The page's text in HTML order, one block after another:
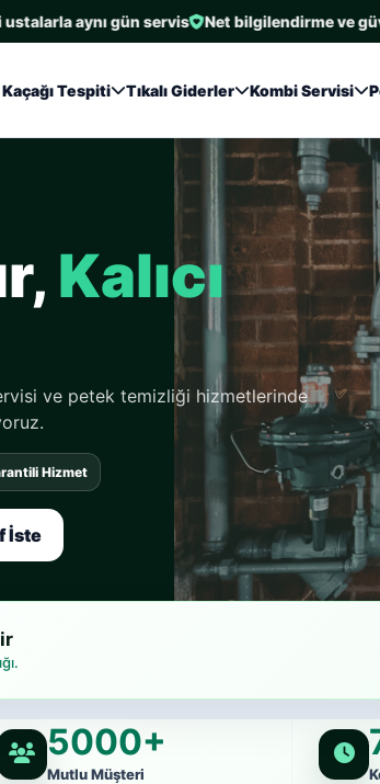
aynı gün servis Net bilgilendirme ve güvenli
Kaçağı Tespiti Tıkalı Giderler Kombi Servisi
Kalıcı
ve petek temizliği hizmetlerinde
Hizmet
İste
5000+
Mutlu Müşteri